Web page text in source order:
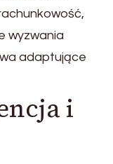
wyzwania
adaptujące
i